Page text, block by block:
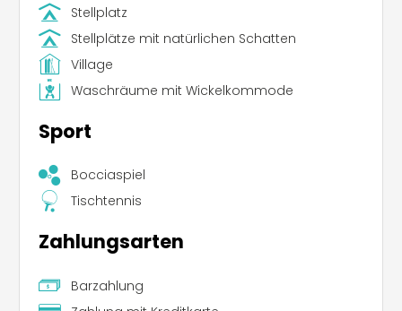
zusätzliche Freizeitoption darstellt. Die Umgebung
lädt zu zahlreichen Entdeckungstouren ein, mit
Highlights wie dem Belvédère de Saint-Andelain,
den lokalen chèvreries und dem dynamischen
Office du tourisme, wodurch Natur, Kultur und
Tradition auf einzigartige Weise miteinander
Stellplatz
Stellplätze mit natürlichen Schatten
Village
Waschräume mit Wickelkommode
Sport
Bocciaspiel
Tischtennis
Zahlungsarten
Barzahlung